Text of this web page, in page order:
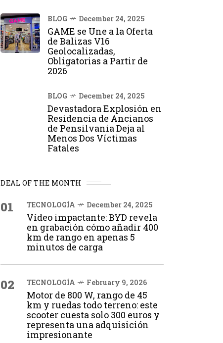
BLOG December 24, 2025
GAME se Une a la Oferta
de Balizas V16
Geolocalizadas,
Obligatorias a Partir de
2026
BLOG December 24, 2025
Devastadora Explosión en
Residencia de Ancianos
de Pensilvania Deja al
Menos Dos Víctimas
Fatales
DEAL OF THE MONTH
01 TECNOLOGÍA December 24, 2025
Vídeo impactante: BYD revela
en grabación cómo añadir 400
km de rango en apenas 5
minutos de carga
02 TECNOLOGÍA February 9, 2026
Motor de 800 W, rango de 45
km y ruedas todo terreno: este
scooter cuesta solo 300 euros y
representa una adquisición
impresionante